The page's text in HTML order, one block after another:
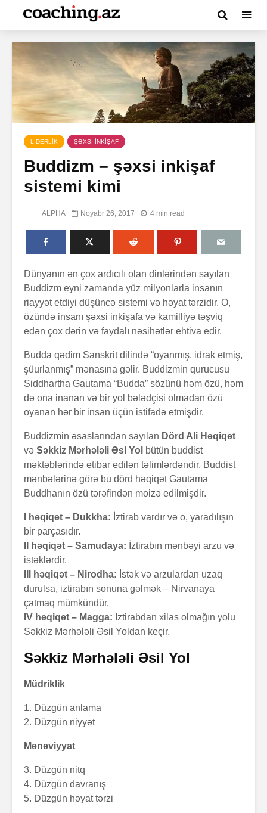
LİDERLİK ŞƏXSİ İNKİŞAF
Buddizm – şəxsi inkişaf
sistemi kimi
ALPHA Noyabr 26, 2017 4 min read
Dünyanın ən çox ardıcılı olan dinlərindən sayılan
Buddizm eyni zamanda yüz milyonlarla insanın
riayyət etdiyi düşüncə sistemi və həyat tərzidir. O,
özündə insanı şəxsi inkişafa və kamilliyə təşviq
edən çox dərin və faydalı nəsihətlər ehtiva edir.
Budda qədim Sanskrit dilində “oyanmış, idrak etmiş,
şüurlanmış” mənasına gəlir. Buddizmin qurucusu
Siddhartha Gautama “Budda” sözünü həm özü, həm
də ona inanan və bir yol bələdçisi olmadan özü
oyanan hər bir insan üçün istifadə etmişdir.
Buddizmin əsaslarından sayılan Dörd Ali Həqiqət
və Səkkiz Mərhələli Əsl Yol
bütün buddist
məktəblərində etibar edilən təlimlərdəndir. Buddist
mənbələrinə görə bu dörd həqiqət Gautama
Buddhanın özü tərəfindən moizə edilmişdir.
I həqiqət – Dukkha: İztirab vardır və o, yaradılışın
bir parçasıdır.
II həqiqət – Samudaya: İztirabın mənbəyi arzu və
istəklərdir.
III həqiqət – Nirodha: İstək və arzulardan uzaq
durulsa, iztirabın sonuna gəlmək – Nirvanaya
çatmaq mümkündür.
IV həqiqət – Magga: Iztirabdan xilas olmağın yolu
Səkkiz Mərhələli Əsil Yoldan keçir.
Səkkiz Mərhələli Əsil Yol
Müdriklik
1. Düzgün anlama
2. Düzgün niyyət
Mənəviyyat
3. Düzgün nitq
4. Düzgün davranış
5. Düzgün həyat tərzi
Alfred Adler və
psixologiya
anlayışı
“Ulduzlu gecə”
necə yarandı?
nədir və necə
formalaşdırılır?
üçün 6
Zalım padşahla
düzdanışan
qocanın hekayəti
yoxsa biz?